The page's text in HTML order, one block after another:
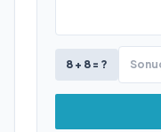
8 + 8 = ?